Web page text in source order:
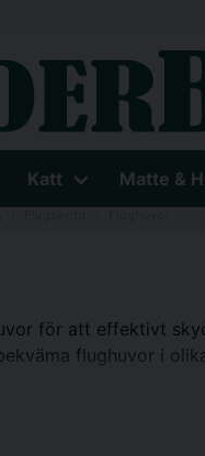
Katt Matte &
för att effektivt
flughuvor i